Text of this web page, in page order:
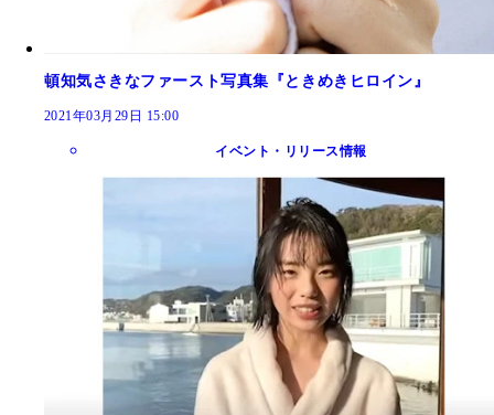
頓知気さきなファースト写真集『ときめきヒロイン』
2021年03月29日 15:00
イベント・リリース情報